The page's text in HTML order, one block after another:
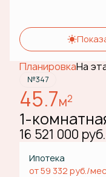
ПланировкаНа
№347
45.7м2
1-
16 521 000 руб.
Ипотека
от 59 332 руб./мес